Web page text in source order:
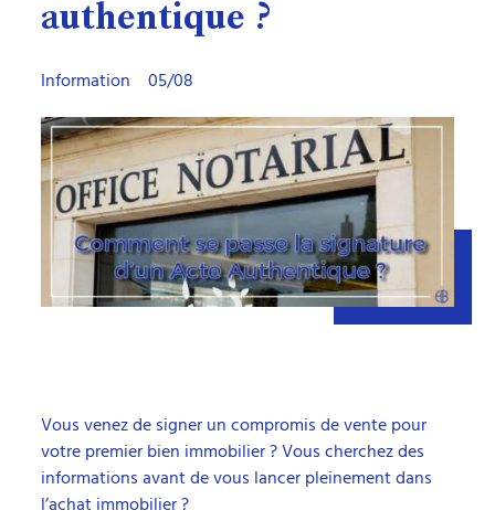
authentique ?
Information 05/08
Vous venez de signer un compromis de vente pour
votre premier bien immobilier ? Vous cherchez des
informations avant de vous lancer pleinement dans
l’achat immobilier ?